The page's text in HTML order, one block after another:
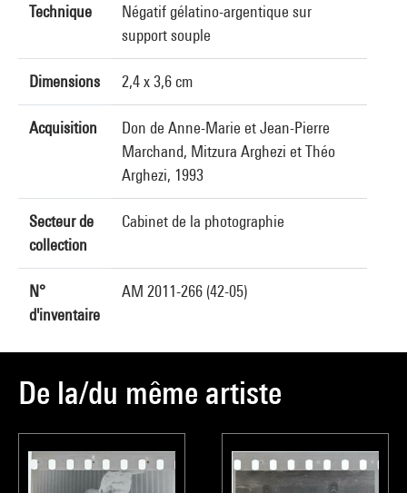
Technique
Négatif gélatino-argentique sur
support souple
Dimensions 2,4 x 3,6 cm
Acquisition
Don de Anne-Marie et Jean-Pierre
Marchand, Mitzura Arghezi et Théo
Arghezi, 1993
Secteur de
collection
Cabinet de la photographie
N°
d'inventaire
AM 2011-266 (42-05)
De la/du même artiste